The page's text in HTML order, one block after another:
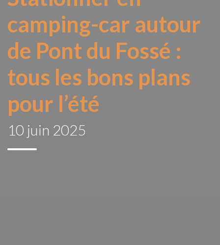
camping-car autour
de Pont du Fossé :
tous les bons plans
pour l’été
10 juin 2025